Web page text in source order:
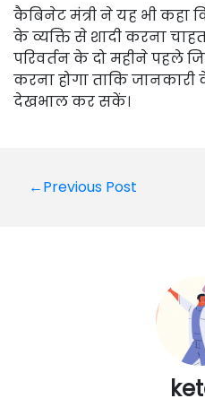
कैबिनेट मंत्री ने यह भी कहा
के व्यक्ति से शादी करना
परिवर्तन के दो महीने पहले
करना होगा ताकि जानकारी
देखभाल कर सकें।
Post
←Previous Post